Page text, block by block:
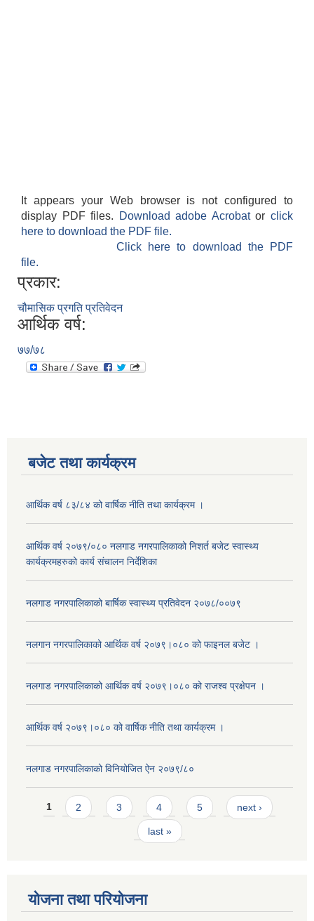
It appears your Web browser is not configured to
display PDF files.
Download adobe Acrobatorclick
here to download the PDF file.
Click here to download the PDF
file.
प्रकार:
चौमासिक प्रगति प्रतिवेदन
आर्थिक वर्ष:
७७/७८
बजेट तथा कार्यक्रम
आर्थिक वर्ष ८३/८४ को वार्षिक नीति तथा कार्यक्रम ।
आर्थिक वर्ष २०७९/०८० नलगाड नगरपालिकाको निशर्त बजेट स्वास्थ्य
कार्यक्रमहरुको कार्य संचालन निर्देशिका
नलगाड नगरपालिकाको बार्षिक स्वास्थ्य प्रतिवेदन २०७८/००७९
नलगान नगरपालिकाको आर्थिक वर्ष २०७९।०८० को फाइनल बजेट ।
नलगाड नगरपालिकाको आर्थिक वर्ष २०७९।०८० को राजश्व प्रक्षेपन ।
आर्थिक वर्ष २०७९।०८० को वार्षिक नीति तथा कार्यक्रम ।
नलगाड नगरपालिकाको विनियोजित ऐन २०७९/८०
Pages
1 2 3 4 5 next ›
last »
योजना तथा परियोजना